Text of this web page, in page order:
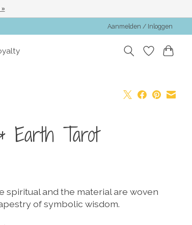
Aanmelden / Inloggen
Earth Tarot
spiritual and the material are woven
of symbolic wisdom.
»